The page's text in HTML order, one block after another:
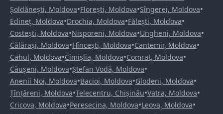
Șoldănești, Moldova•Florești, Moldova•Sîngerei, Moldova•
Edineț, Moldova•Drochia, Moldova•Fălești, Moldova•
Costești, Moldova•Nisporeni, Moldova•Ungheni, Moldova•
Călărași, Moldova•Hîncești, Moldova•Cantemir, Moldova•
Cahul, Moldova•Cimișlia, Moldova•Comrat, Moldova•
Căușeni, Moldova•Ștefan Vodă, Moldova•
Anenii Noi, Moldova•Bacioi, Moldova•Glodeni, Moldova•
Țînțăreni, Moldova•Telecentru, Chișinău•Vatra, Moldova•
Cricova, Moldova•Peresecina, Moldova•Leova, Moldova•